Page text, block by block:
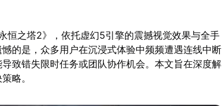
恒之塔2》，依托虚幻5引擎的震撼视觉效果与全手
的是，众多用户在沉浸式体验中频频遭遇连线中断
致错失限时任务或团队协作机会。本文旨在深度解
略。